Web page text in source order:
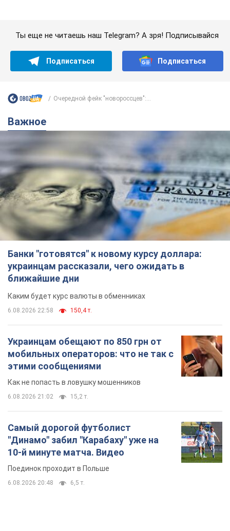
украинцам рассказали, чего ожидать в
ближайшие дни
Каким будет курс валюты в обменниках
Украинцам обещают по 850 грн от
мобильных операторов: что не так с
этими сообщениями
Как не попасть в ловушку мошенников
6.08.2026 21:02
Самый дорогой футболист
"Динамо" забил "Карабаху" уже на
10-й минуте матча. Видео
Поединок проходит в Польше
6.08.2026 20:48 6,5 т.